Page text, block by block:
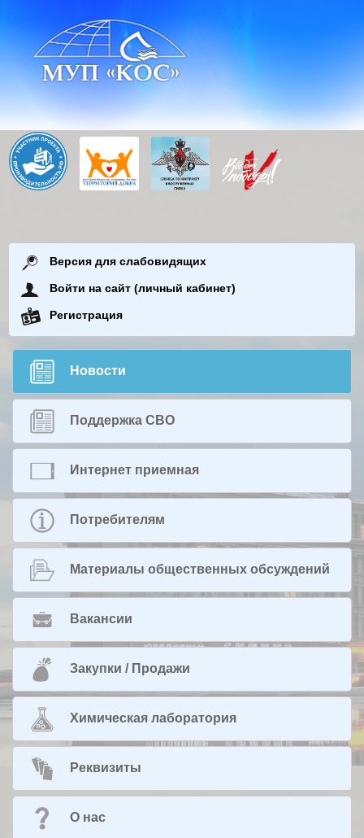
Версия для слабовидящих
Войти на сайт (личный кабинет)
Регистрация
Новости
Поддержка СВО
Интернет приемная
Потребителям
Материалы общественных обсуждений
Вакансии
Закупки / Продажи
Химическая лаборатория
Реквизиты
О нас